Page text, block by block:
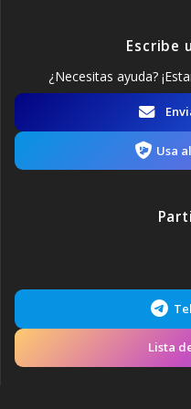
Escribe
¿Necesitas ayuda?
Usa
Lista